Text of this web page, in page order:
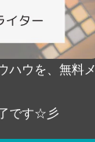
ハウを、無料メ
です☆彡